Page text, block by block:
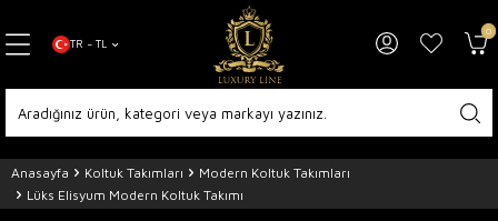
TR − TL
0
Anasayfa Koltuk Takımları
Modern Koltuk Takımları
Lüks Elisyum Modern Koltuk Takımı